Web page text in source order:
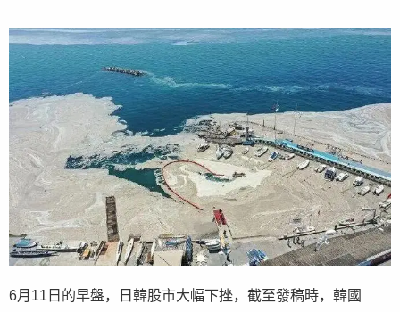
6月11日的早盤，日韓股市大幅下挫，截至發稿時，韓國